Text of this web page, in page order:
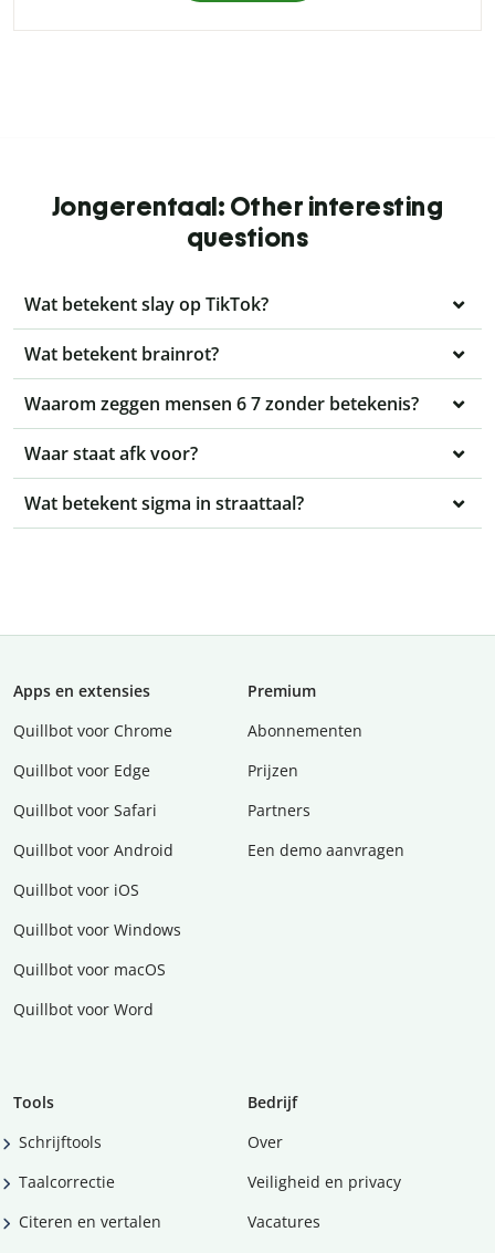
Jongerentaal: Other interesting
questions
Wat betekent slay op TikTok?
Wat betekent brainrot?
Waarom zeggen mensen 6 7 zonder betekenis?
Waar staat afk voor?
Wat betekent sigma in straattaal?
Apps en extensies
Quillbot voor Chrome
Quillbot voor Edge
Quillbot voor Safari
Quillbot voor Android
Quillbot voor iOS
Quillbot voor Windows
Quillbot voor macOS
Quillbot voor Word
Premium
Abonnementen
Prijzen
Partners
Een demo aanvragen
Tools
Schrijftools
Taalcorrectie
Citeren en vertalen
Bedrijf
Over
Veiligheid en privacy
Vacatures